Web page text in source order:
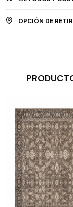
OPCIÓN DE